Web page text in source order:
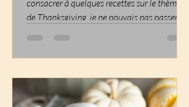
consacrer à quelques recettes sur le thème
de Thanksgiving, je ne pouvais pas passer à